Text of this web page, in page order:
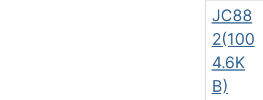
JC88
2(100
4.6K
B)